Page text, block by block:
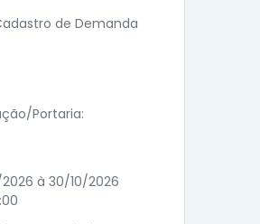
de Demanda
Portaria:
2026 à 30/10/2026